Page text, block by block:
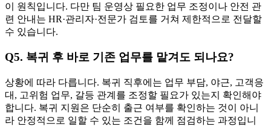
이 원칙입니다. 다만 팀 운영상 필요한 업무 조정이나 안전 관
련 안내는 HR·관리자·전문가 검토를 거쳐 제한적으로 전달할
수 있습니다.
Q5. 복귀 후 바로 기존 업무를 맡겨도 되나요?
상황에 따라 다릅니다. 복귀 직후에는 업무 부담, 야근, 고객응
대, 고위험 업무, 갈등 관계를 조정할 필요가 있는지 확인해야
합니다. 복귀 지원은 단순히 출근 여부를 확인하는 것이 아니
라 안정적으로 일할 수 있는 조건을 함께 점검하는 과정입니